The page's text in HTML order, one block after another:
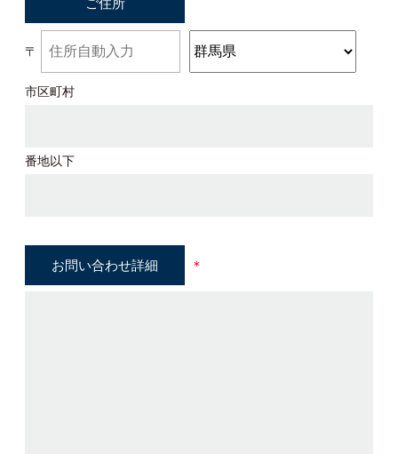
〒
市区町村
番地以下
お問い合わせ詳細 ＊